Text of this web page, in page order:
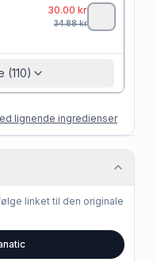
30.00 kr
34.88kr
(110)
lignende ingredienser
linket til den originale